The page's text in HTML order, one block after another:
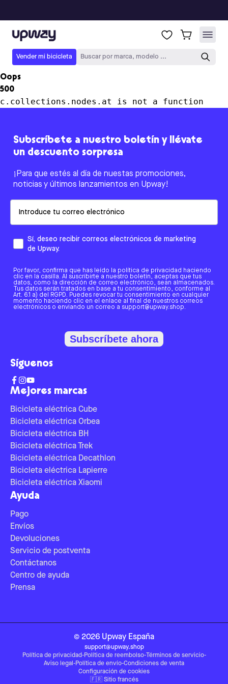
Upway
Vender mi bicicleta Buscar por marca, modelo ...
Oops
500
c.collections.nodes.at is not a function
Mejores marcas
Bicicleta eléctrica Cube
Bicicleta eléctrica Orbea
Bicicleta eléctrica BH
Bicicleta eléctrica Trek
Bicicleta eléctrica Decathlon
Bicicleta eléctrica Lapierre
Bicicleta eléctrica Xiaomi
Ayuda
Pago
Envíos
Devoluciones
Servicio de postventa
Contáctanos
Centro de ayuda
Prensa
Subscríbete a nuestro boletín y llévate
un descuento sorpresa
¡Para que estés al día de nuestas promociones,
noticias y últimos lanzamientos en Upway!
Sí, deseo recibir correos electrónicos de marketing
de Upway.
Por favor, confirma que has leído la política de privacidad haciendo
clic en la casilla. Al suscribirte a nuestro boletín, aceptas que tus
datos, como la dirección de correo electrónico, sean almacenados.
Tus datos serán tratados en base a tu consentimiento, conforme al
Art. 6.1 a) del RGPD. Puedes revocar tu consentimiento en cualquier
momento haciendo clic en el enlace al final de nuestros correos
electrónicos o enviando un correo a support@upway.shop.
Subscríbete ahora
Síguenos
© 2026 Upway España
support@upway.shop
Política de privacidad-Política de reembolso-Términos de servicio-
Aviso legal -Política de envío-Condiciones de venta
Configuración de cookies
🇫🇷 Sitio francés